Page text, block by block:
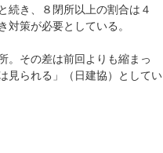
続き、８閉所以上の割合は４
策が必要としている。
。その差は前回よりも縮まっ
見られる」（日建協）としてい